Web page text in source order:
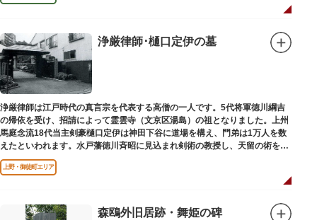
浄厳律師･樋口定伊の墓
浄厳律師は江戸時代の真言宗を代表する高僧の一人です。5代将軍徳川綱吉
の帰依を受け、招請によって霊雲寺（文京区湯島）の祖となりました。上州
馬庭念流18代当主剣豪樋口定伊は神田下谷に道場を構え、門弟は1万人を数
えたといわれます。水戸藩徳川斉昭に見込まれ剣術の教授し、天留の術を創
案しました。お墓は妙極院（みょうごくいん）にあります。
上野・御徒町エリア
森鴎外旧居跡・舞姫の碑